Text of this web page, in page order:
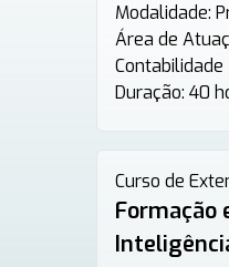
Modalidade:
Área de
Contabilidade
Duração: 40
Curso de
Formação